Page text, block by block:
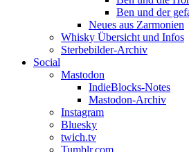
Ben und der
Neues aus Zarmonien
Whisky Übersicht und Infos
Sterbebilder-Archiv
Social
Mastodon
IndieBlocks-Notes
Mastodon-Archiv
Instagram
Bluesky
twich.tv
Tumblr.com